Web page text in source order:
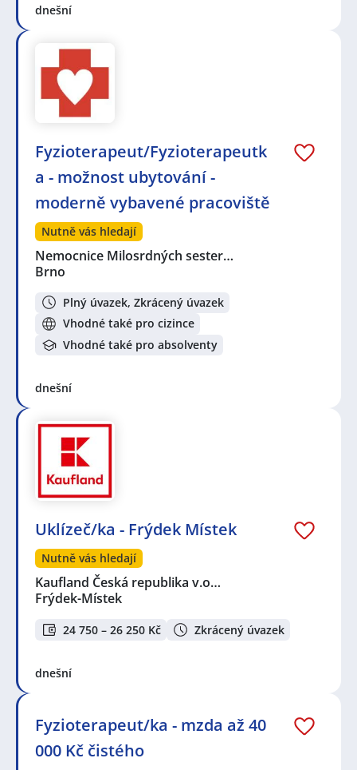
dnešní
Fyzioterapeut/Fyzioterapeutk
a - možnost ubytování -
moderně vybavené pracoviště
Nutně vás hledají
Nemocnice Milosrdných sester…
Brno
Plný úvazek, Zkrácený úvazek
Vhodné také pro cizince
Vhodné také pro absolventy
dnešní
Uklízeč/ka - Frýdek Místek
Nutně vás hledají
Kaufland Česká republika v.o…
Frýdek-Místek
24 750 – 26 250 Kč Zkrácený úvazek
dnešní
Fyzioterapeut/ka - mzda až 40
000 Kč čistého